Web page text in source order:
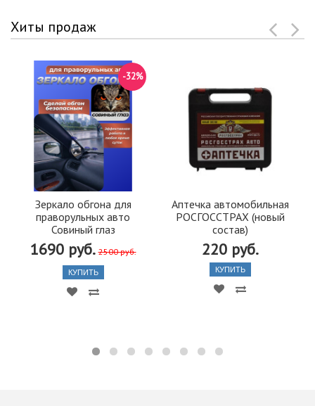
Хиты продаж
Зеркало обгона для
праворульных авто
Совиный глаз
1690 руб. 2500 руб.
-32%
КУПИТЬ
Аптечка автомобильная
РОСГОССТРАХ (новый
состав)
220 руб.
КУПИТЬ